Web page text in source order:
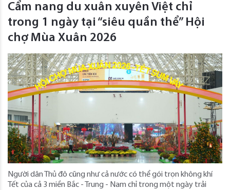
Cẩm nang du xuân xuyên Việt chỉ
trong 1 ngày tại “siêu quần thể” Hội
chợ Mùa Xuân 2026
Người dân Thủ đô cũng như cả nước có thể gói trọn không khí
Tết của cả 3 miền Bắc - Trung - Nam chỉ trong một ngày trải